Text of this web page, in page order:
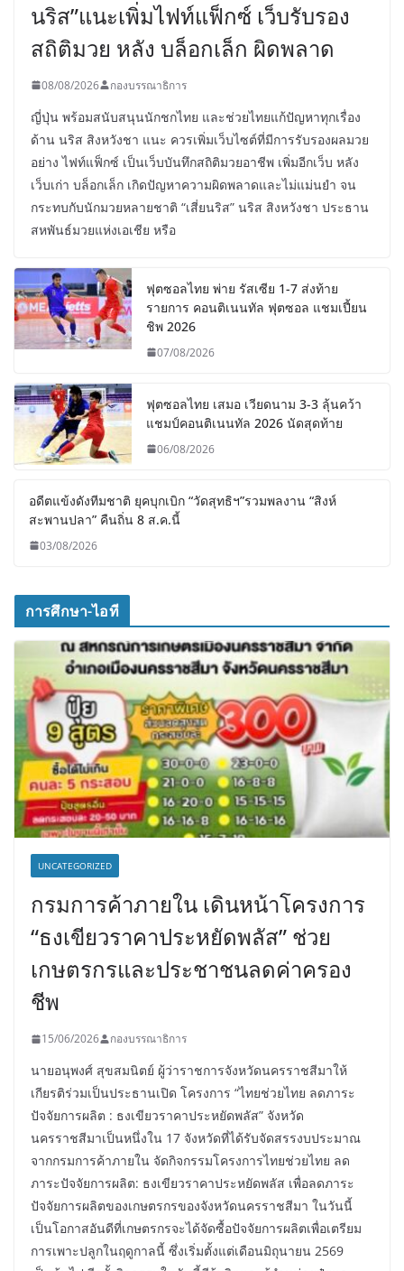
นริส”แนะเพิ่มไฟท์แฟ็กซ์ เว็บรับรอง
สถิติมวย หลัง บล็อกเล็ก ผิดพลาด
08/08/2026 กองบรรณาธิการ
ญี่ปุ่น พร้อมสนับสนุนนักชกไทย และช่วยไทยแก้ปัญหาทุกเรื่อง
ด้าน นริส สิงหวังชา แนะ ควรเพิ่มเว็บไซต์ที่มีการรับรองผลมวย
อย่าง ไฟท์แฟ็กซ์ เป็นเว็บบันทึกสถิติมวยอาชีพ เพิ่มอีกเว็บ หลัง
เว็บเก่า บล็อกเล็ก เกิดปัญหาความผิดพลาดและไม่แม่นยำ จน
กระทบกับนักมวยหลายชาติ “เสี่ยนริส” นริส สิงหวังชา ประธาน
สหพันธ์มวยแห่งเอเชีย หรือ
ฟุตซอลไทย พ่าย รัสเซีย 1-7 ส่งท้าย
รายการ คอนติเนนทัล ฟุตซอล แชมเปี้ยน
ชิพ 2026
07/08/2026
ฟุตซอลไทย เสมอ เวียดนาม 3-3 ลุ้นคว้า
แชมป์คอนติเนนทัล 2026 นัดสุดท้าย
06/08/2026
อดีตแข้งดังทีมชาติ ยุคบุกเบิก “วัดสุทธิฯ”รวมพลงาน “สิงห์
สะพานปลา” คืนถิ่น 8 ส.ค.นี้
03/08/2026
การศึกษา-ไอที
UNCATEGORIZED
กรมการค้าภายใน เดินหน้าโครงการ
“ธงเขียวราคาประหยัดพลัส” ช่วย
เกษตรกรและประชาชนลดค่าครอง
ชีพ
15/06/2026 กองบรรณาธิการ
นายอนุพงศ์ สุขสมนิตย์ ผู้ว่าราชการจังหวัดนครราชสีมาให้
เกียรติร่วมเป็นประธานเปิด โครงการ “ไทยช่วยไทย ลดภาระ
ปัจจัยการผลิต : ธงเขียวราคาประหยัดพลัส” จังหวัด
นครราชสีมาเป็นหนึ่งใน 17 จังหวัดที่ได้รับจัดสรรงบประมาณ
จากกรมการค้าภายใน จัดกิจกรรมโครงการไทยช่วยไทย ลด
ภาระปัจจัยการผลิต: ธงเขียวราคาประหยัดพลัส เพื่อลดภาระ
ปัจจัยการผลิตของเกษตรกรของจังหวัดนครราชสีมา ในวันนี้
เป็นโอกาสอันดีที่เกษตรกรจะได้จัดซื้อปัจจัยการผลิตเพื่อเตรียม
การเพาะปลูกในฤดูกาลนี้ ซึ่งเริ่มตั้งแต่เดือนมิถุนายน 2569